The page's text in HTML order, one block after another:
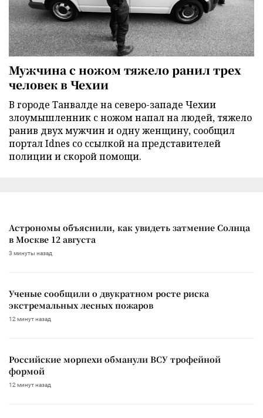
Мужчина с ножом тяжело ранил трех
человек в Чехии
В городе Танвалде на северо-западе Чехии
злоумышленник с ножом напал на людей, тяжело
ранив двух мужчин и одну женщину, сообщил
портал Idnes со ссылкой на представителей
полиции и скорой помощи.
Астрономы объяснили, как увидеть затмение Солнца
в Москве 12 августа
3 минуты назад
Ученые сообщили о двукратном росте риска
экстремальных лесных пожаров
12 минут назад
Российские морпехи обманули ВСУ трофейной
формой
12 минут назад